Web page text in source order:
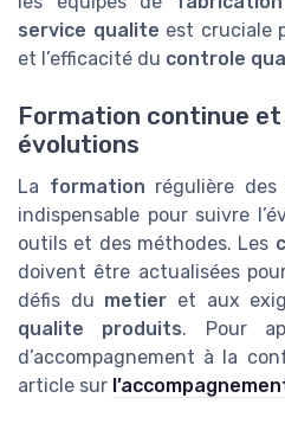
service qualite est cruciale
et l’efficacité du controle
Formation continue
évolutions
La formation régulière des
indispensable pour suivre
outils et des méthodes. Les
doivent être actualisées
défis du metier et aux
qualite produits. Pour
d’accompagnement à la
article sur